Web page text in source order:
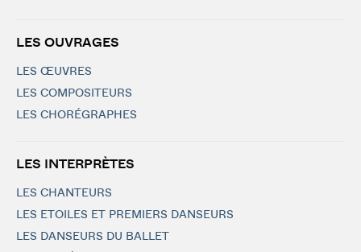
LES OUVRAGES
LES ŒUVRES
LES COMPOSITEURS
LES CHORÉGRAPHES
LES INTERPRÈTES
LES CHANTEURS
LES ETOILES ET PREMIERS DANSEURS
LES DANSEURS DU BALLET